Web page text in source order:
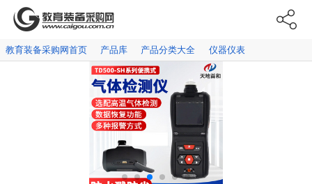
教育装备采购网首页 产品库 产品分类大全 仪器仪表